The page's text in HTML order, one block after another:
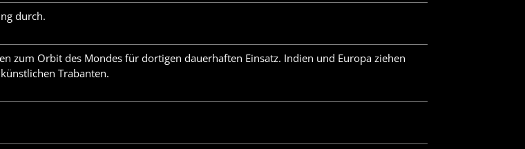
durch.
zum Orbit des Mondes für dortigen dauerhaften Einsatz. Indien und Europa ziehen
Trabanten.